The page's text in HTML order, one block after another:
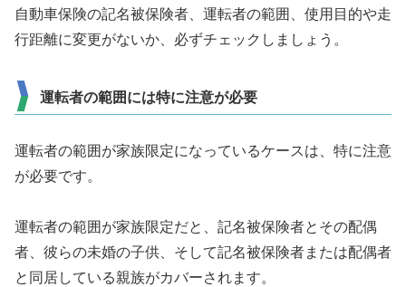
自動車保険の記名被保険者、運転者の範囲、使用目的や走
行距離に変更がないか、必ずチェックしましょう。
運転者の範囲には特に注意が必要
運転者の範囲が家族限定になっているケースは、特に注意
が必要です。
運転者の範囲が家族限定だと、記名被保険者とその配偶
者、彼らの未婚の子供、そして記名被保険者または配偶者
と同居している親族がカバーされます。